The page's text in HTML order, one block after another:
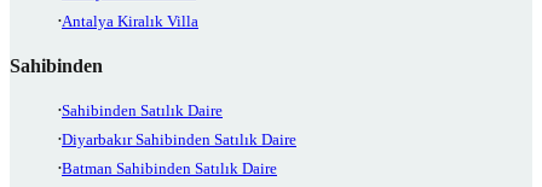
Antalya Kiralık Villa
Sahibinden
Sahibinden Satılık Daire
Diyarbakır Sahibinden Satılık Daire
Batman Sahibinden Satılık Daire